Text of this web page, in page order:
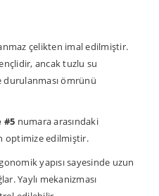
çelikten imal edilmiştir.
ancak tuzlu su
durulanması ömrünü
#5 numara arasındaki
optimize edilmiştir.
yapısı sayesinde uzun
Yaylı mekanizması